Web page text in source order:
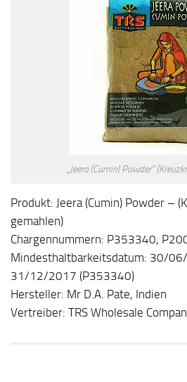
„Jeera (Cumin) Powder“
Produkt: Jeera (Cumin) Powder –
gemahlen)
Chargennummern: P353340,
Mindesthaltbarkeitsdatum: 30/
31/12/2017 (P353340)
Hersteller: Mr D.A. Pate, Indien
Vertreiber: TRS Wholesale